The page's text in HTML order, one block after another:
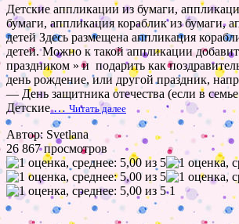
Детские аппликации из бумаги,
бумаги, аппликация кораблик из бумаги,
детей Здесь размещена аппликация
детей. Можно к такой аппликации
праздником » и подарить как
день рождение, или другой праздник,
— День защитника отечества (если в
Детские… Читать далее
Автор: Svetlana
26 867 просмотров
1